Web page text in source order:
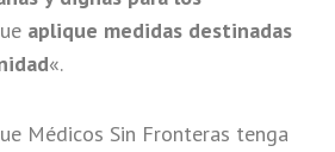
aplique medidas destinadas
«.
Médicos Sin Fronteras tenga